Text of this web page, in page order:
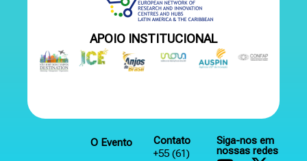
APOIO INSTITUCIONAL
O Evento
Contato
+55 (61)
Siga-nos em
nossas redes